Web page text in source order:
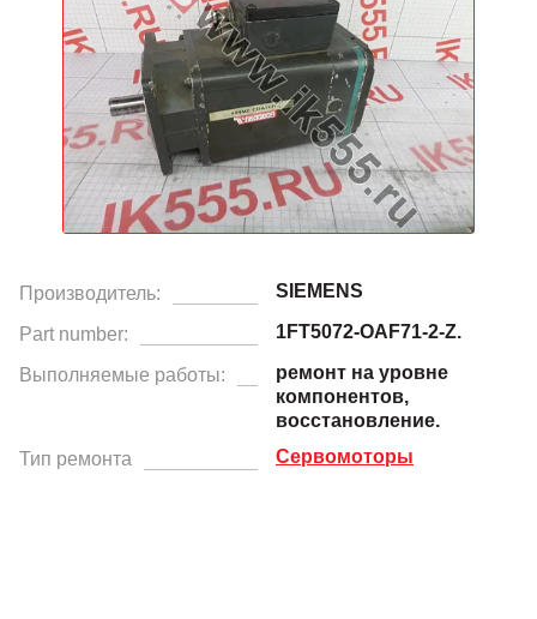
Производитель: SIEMENS
Part number: 1FT5072-OAF71-2-Z.
Выполняемые работы:
ремонт на уровне
компонентов,
восстановление.
Тип ремонта
Сервомоторы